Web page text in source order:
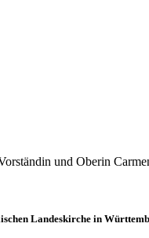
und Oberin
Landeskirche in